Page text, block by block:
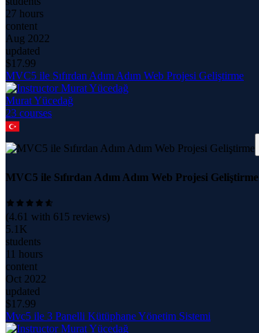
27 hours
content
Aug 2022
updated
$17.99
MVC5 ile Sıfırdan Adım Adım Web Projesi Geliştirme
Murat Yücedağ
23 courses
MVC5 ile Sıfırdan Adım Adım Web Projesi Geliştirme
(4.61 with 615 reviews)
5.1K
students
11 hours
content
Oct 2022
updated
$17.99
Mvc5 ile 3 Panelli Kütüphane Yönetim Sistemi